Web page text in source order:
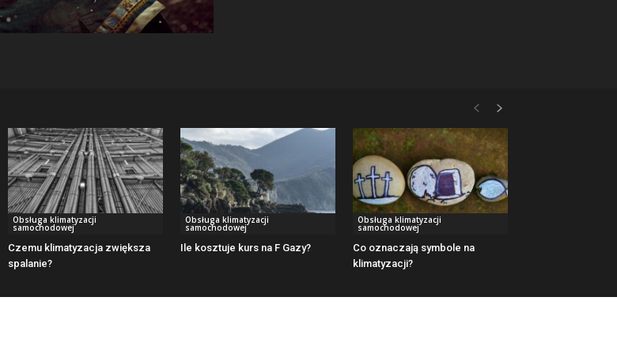
Obsługa klimatyzacji
samochodowej
Czemu klimatyzacja zwiększa
spalanie?
Obsługa klimatyzacji
samochodowej
Ile kosztuje kurs na F Gazy?
Obsługa klimatyzacji
samochodowej
Co oznaczają symbole na
klimatyzacji?